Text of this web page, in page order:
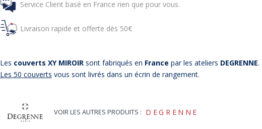
Service Client basé en France rien que pour vous.
Livraison rapide et offerte dès 50€
Les couverts XY MIROIRsont fabriqués en France par les ateliers DEGRENNE.
Les 50 couverts vous sont livrés dans un écrin de rangement.
VOIR LES AUTRES PRODUITS : DEGRENNE